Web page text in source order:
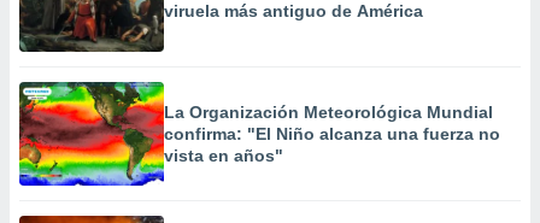
viruela más antiguo de América
La Organización Meteorológica Mundial
confirma: "El Niño alcanza una fuerza no
vista en años"